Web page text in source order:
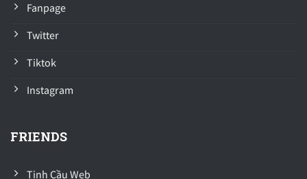
Fanpage
Twitter
Tiktok
Instagram
FRIENDS
Tinh Cầu Web